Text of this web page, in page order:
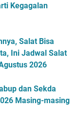
Kegagalan
Salat Bisa
Ini Jadwal Salat
2026
dan Sekda
Masing-masing